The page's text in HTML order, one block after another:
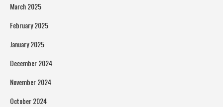
March 2025
February 2025
January 2025
December 2024
November 2024
October 2024